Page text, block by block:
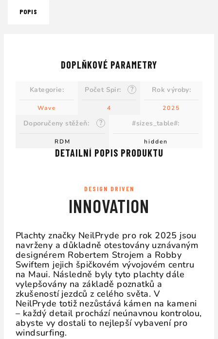
POPIS
DETAILNÍ POPIS PRODUKTU
DESIGN DRIVEN
INNOVATION
Plachty značky NeilPryde pro rok 2025 jsou
navrženy a důkladně otestovány uznávaným
designérem Robertem Strojem a Robby
Swiftem jejich špičkovém vývojovém centru
na Maui. Následně byly tyto plachty dále
vylepšovány na základě poznatků a
zkušeností jezdců z celého světa. V
NeilPryde totiž nezůstává kámen na kameni
– každý detail prochází neúnavnou kontrolou,
abyste vy dostali to nejlepší vybavení pro
windsurfing.
DOPLŇKOVÉ PARAMETRY
Kategorie:
Wave
?
Počet Spir:
4
Rok výroby:
2025
?
Doporučeny stěžeň:
RDM
#sizes_table#:
hidden